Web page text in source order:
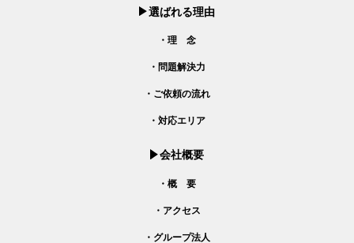
選ばれる理由
・理 念
・問題解決力
・ご依頼の流れ
・対応エリア
会社概要
・概 要
・アクセス
・グループ法人